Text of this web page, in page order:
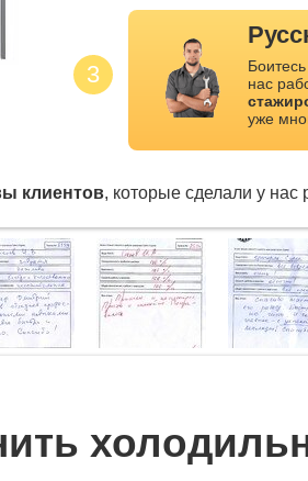
3
нас
уже
клиентов, которые сделали у нас